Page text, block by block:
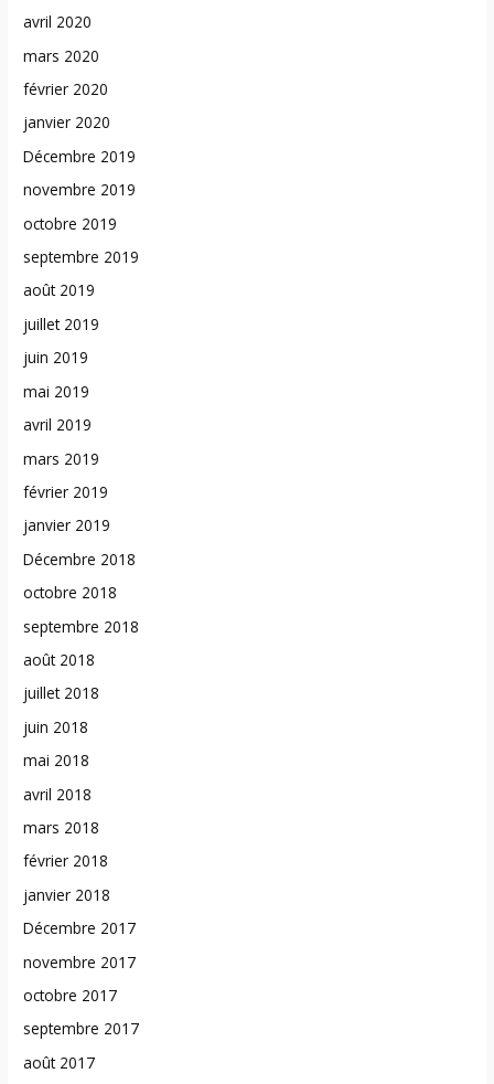
avril 2020
mars 2020
février 2020
janvier 2020
Décembre 2019
novembre 2019
octobre 2019
septembre 2019
août 2019
juillet 2019
juin 2019
mai 2019
avril 2019
mars 2019
février 2019
janvier 2019
Décembre 2018
octobre 2018
septembre 2018
août 2018
juillet 2018
juin 2018
mai 2018
avril 2018
mars 2018
février 2018
janvier 2018
Décembre 2017
novembre 2017
octobre 2017
septembre 2017
août 2017